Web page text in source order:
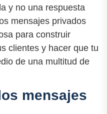
y no una respuesta
mensajes privados
para construir
clientes y hacer que tu
de una multitud de
mensajes